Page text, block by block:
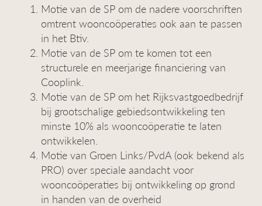
Motie van de SP om de nadere voorschriften
omtrent wooncoöperaties ook aan te passen
in het Btiv.
Motie van de SP om te komen tot een
structurele en meerjarige financiering van
Cooplink.
Motie van de SP om het Rijksvastgoedbedrijf
bij grootschalige gebiedsontwikkeling ten
minste 10% als wooncoöperatie te laten
ontwikkelen.
Motie van Groen Links/PvdA (ook bekend als
PRO) over speciale aandacht voor
wooncoöperaties bij ontwikkeling op grond
in handen van de overheid